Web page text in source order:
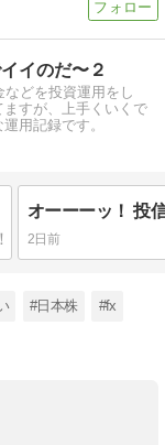
イのだ〜２
どを投資運用をし
すが、上手くいくで
用記録です。
2日前
#日本株 #fx